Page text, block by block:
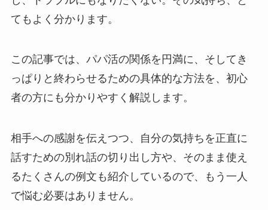
てもよく分かります。
この記事では、パパ活の関係を円満に、そしてき
っぱりと終わらせるための具体的な方法を、初心
者の方にも分かりやすく解説します。
相手への感謝を伝えつつ、自分の気持ちを正直に
話すための別れ話の切り出し方や、そのまま使え
るたくさんの例文も紹介しているので、もう一人
で悩む必要はありません。